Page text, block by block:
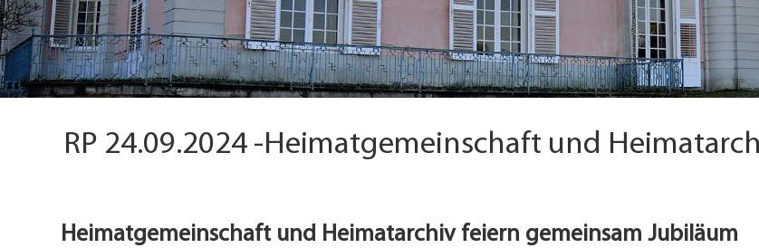
RP 24.09.2024 -Heimatgemeinschaft und
Heimatgemeinschaft und Heimatarchiv feiern gemeinsam Jubiläum